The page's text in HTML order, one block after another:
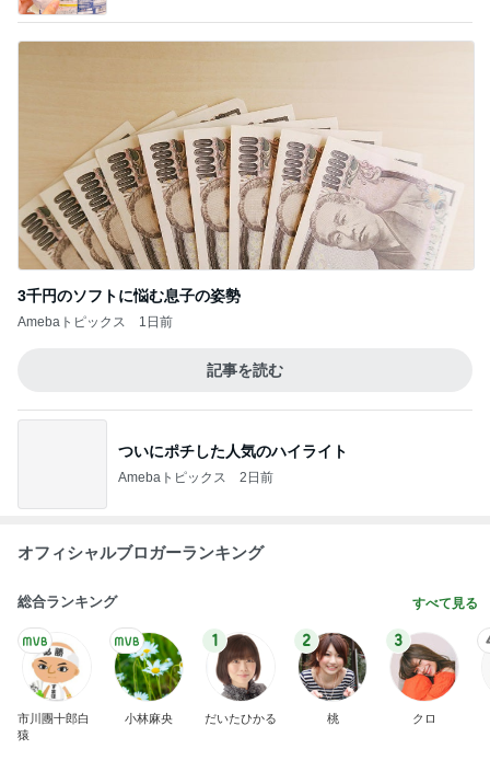
3千円のソフトに悩む息子の姿勢
Amebaトピックス 1日前
記事を読む
ついにポチした人気のハイライト
Amebaトピックス 2日前
オフィシャルブロガーランキング
総合ランキング すべて見る
市川團十郎白
猿
小林麻央
1
だいたひかる
2
桃
3
クロ